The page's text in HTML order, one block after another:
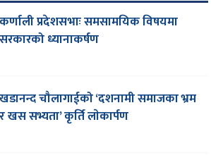
कर्णाली प्रदेशसभाः समसामयिक विषयमा
सरकारको ध्यानाकर्षण
खडानन्द चौलागाईको ‘दशनामी समाजका भ्रम
र खस सभ्यता’ कृर्ति लाेकार्पण